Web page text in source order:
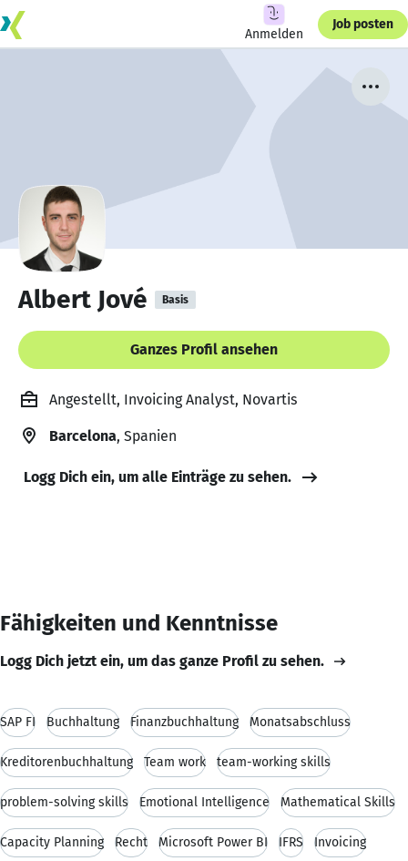
Anmelden
Job posten
Albert Jové Basis
Ganzes Profil ansehen
Angestellt, Invoicing Analyst, Novartis
Barcelona, Spanien
Logg Dich ein, um alle Einträge zu sehen.
Fähigkeiten und Kenntnisse
Logg Dich jetzt ein, um das ganze Profil zu sehen.
SAP FI Buchhaltung Finanzbuchhaltung Monatsabschluss
Kreditorenbuchhaltung Team work team-working skills
problem-solving skills Emotional Intelligence Mathematical Skills
Capacity Planning Recht Microsoft Power BI IFRS Invoicing